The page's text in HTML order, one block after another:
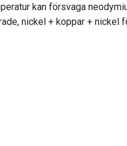
kan försvaga
nickel + koppar + nickel